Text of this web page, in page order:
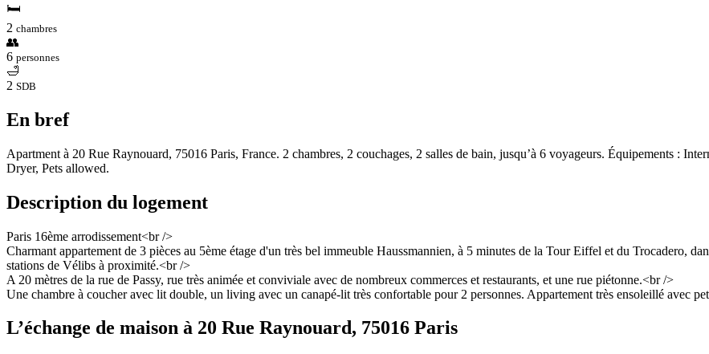
🛏
2 chambres
👥
6 personnes
🛁
2 SDB
En bref
Apartment à 20 Rue Raynouard, 75016 Paris, France. 2 chambres, 2 couchages, 2 salles de bain, jusqu’à 6 voyageurs. Équipements :
Dryer, Pets allowed.
Description du logement
Paris 16ème arrodissement<br />
Charmant appartement de 3 pièces au 5ème étage d'un très bel immeuble Haussmannien, à 5 minutes de la Tour Eiffel et du Trocadero,
stations de Vélibs à proximité.<br />
A 20 mètres de la rue de Passy, rue très animée et conviviale avec de nombreux commerces et restaurants, et une rue piétonne.<br />
Une chambre à coucher avec lit double, un living avec un canapé-lit très confortable pour 2 personnes. Appartement très ensoleillé avec
L’échange de maison à 20 Rue Raynouard, 75016 Paris